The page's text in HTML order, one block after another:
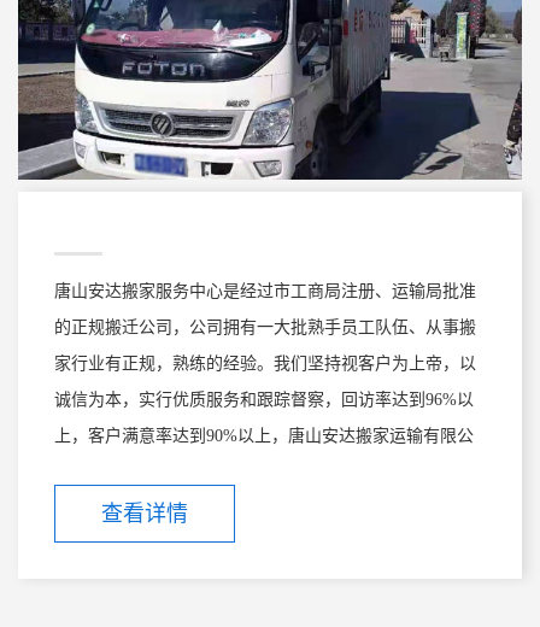
唐山安达搬家服务中心是经过市工商局注册、运输局批准
的正规搬迁公司，公司拥有一大批熟手员工队伍、从事搬
家行业有正规，熟练的经验。我们坚持视客户为上帝，以
诚信为本，实行优质服务和跟踪督察，回访率达到96%以
上，客户满意率达到90%以上，唐山安达搬家运输有限公
车十多台，有多年搬家经验的员工30多名，可提供搬运材
料（大小纸箱，各式防护膜等）曾合作各大事业单位，大
查看详情